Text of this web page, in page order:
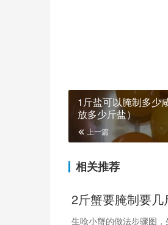
1斤盐可以腌制多少
放多少斤盐）
上一篇
相关推荐
2斤蟹要腌制要几
生呛小蟹的做法步骤图